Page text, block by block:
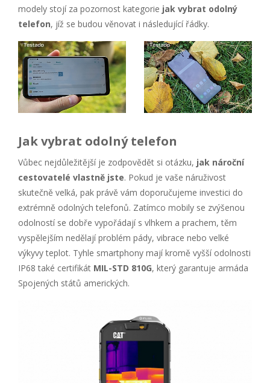
modely stojí za pozornost kategorie jak vybrat odolný
telefon, jíž se budou věnovat i následující řádky.
Jak vybrat odolný telefon
Vůbec nejdůležitější je zodpovědět si otázku, jak nároční
cestovatelé vlastně jste. Pokud je vaše náruživost
skutečně velká, pak právě vám doporučujeme investici do
extrémně odolných telefonů. Zatímco mobily se zvýšenou
odolností se dobře vypořádají s vlhkem a prachem, těm
vyspělejším nedělají problém pády, vibrace nebo velké
výkyvy teplot. Tyhle smartphony mají kromě vyšší odolnosti
IP68 také certifikát MIL-STD 810G, který garantuje armáda
Spojených států amerických.